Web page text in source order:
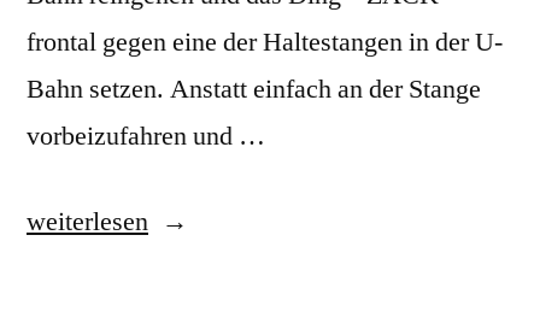
frontal gegen eine der Haltestangen in der U-
Bahn setzen. Anstatt einfach an der Stange
vorbeizufahren und …
„Kinderwagenführerschein“
weiterlesen